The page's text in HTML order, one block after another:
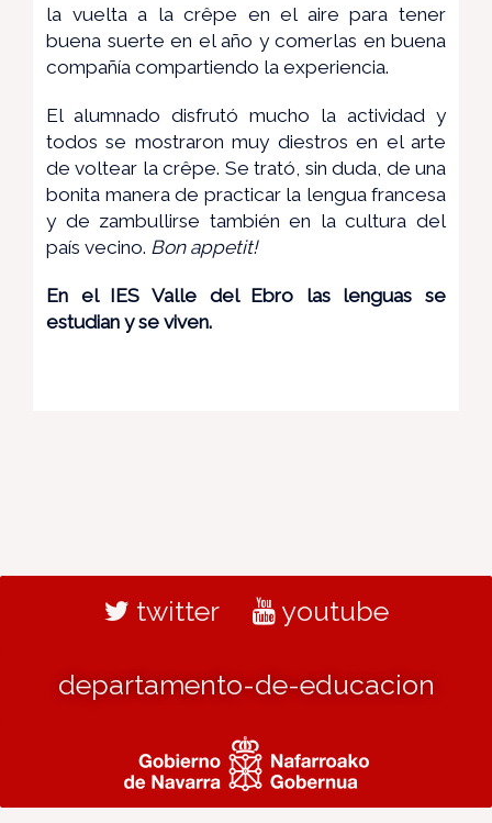
la vuelta a la crêpe en el aire para tener
buena suerte en el año y comerlas en buena
compañía compartiendo la experiencia.
El alumnado disfrutó mucho la actividad y
todos se mostraron muy diestros en el arte
de voltear la crêpe. Se trató, sin duda, de una
bonita manera de practicar la lengua francesa
y de zambullirse también en la cultura del
país vecino. Bon appetit!
En el IES Valle del Ebro las lenguas se
estudian y se viven.
twitter youtube
departamento-de-educacion